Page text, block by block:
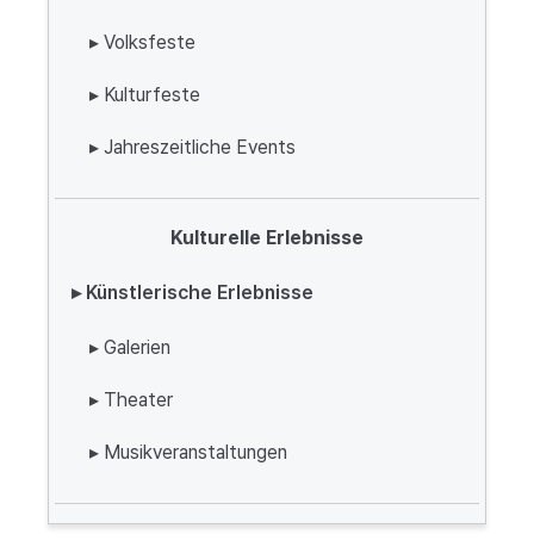
▸ Volksfeste
▸ Kulturfeste
▸ Jahreszeitliche Events
Kulturelle Erlebnisse
▸ Künstlerische Erlebnisse
▸ Galerien
▸ Theater
▸ Musikveranstaltungen